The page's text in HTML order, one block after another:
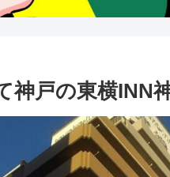
神戸の東横INN